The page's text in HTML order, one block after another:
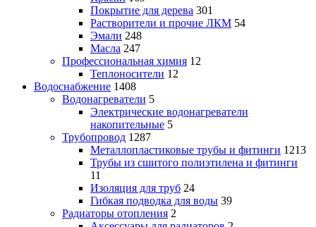
Покрытие для дерева 301
Растворители и прочие ЛКМ 54
Эмали 248
Масла 247
Профессиональная химия 12
Теплоносители 12
Водоснабжение 1408
Водонагреватели 5
Электрические водонагреватели
накопительные 5
Трубопровод 1287
Металлопластиковые трубы и фитинги 1213
Трубы из сшитого полиэтилена и фитинги
11
Изоляция для труб 24
Гибкая подводка для воды 39
Радиаторы отопления 2